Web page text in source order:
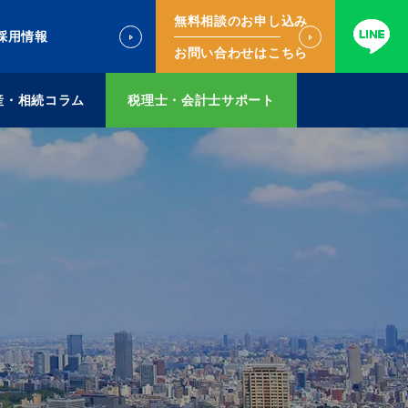
用情報
無料相談のお申し込み
お問い合わせはこちら
・相続コラム 税理士・会計士サポート